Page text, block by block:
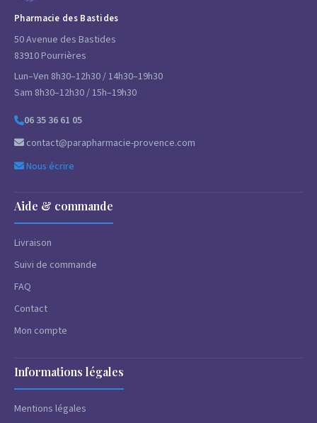
Pharmacie des Bastides
50 Avenue des Bastides
83910 Pourrières
Lun–Ven 8h30–12h30 / 14h30–19h30
Sam 8h30–12h30 / 15h–19h30
06 35 36 61 05
contact@parapharmacie-provence.com
Nous écrire
Aide & commande
Livraison
Suivi de commande
FAQ
Contact
Mon compte
Informations légales
Mentions légales